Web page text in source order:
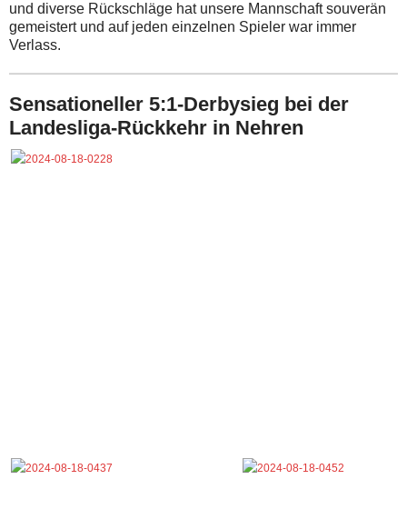
und diverse Rückschläge hat unsere Mannschaft souverän
gemeistert und auf jeden einzelnen Spieler war immer
Verlass.
Sensationeller 5:1-Derbysieg bei der
Landesliga-Rückkehr in Nehren